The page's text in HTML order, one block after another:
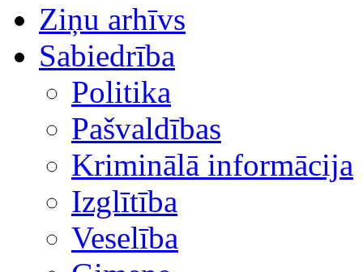
Ziņu arhīvs
Sabiedrība
Politika
Pašvaldības
Kriminālā informācija
Izglītība
Veselība